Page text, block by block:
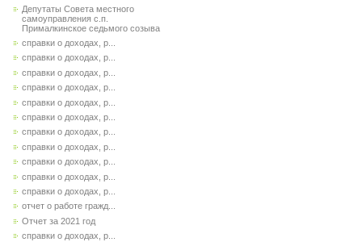
Депутаты Совета местного
самоуправления с.п.
Прималкинское седьмого созыва
справки о доходах, р...
справки о доходах, р...
справки о доходах, р...
справки о доходах, р...
справки о доходах, р...
справки о доходах, р...
справки о доходах, р...
справки о доходах, р...
справки о доходах, р...
справки о доходах, р...
справки о доходах, р...
отчет о работе гражд...
Отчет за 2021 год
справки о доходах, р...